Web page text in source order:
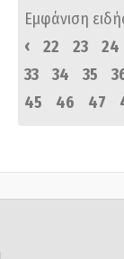
Εμφάνιση
‹
22 23 24
33
34 35
45
46 47